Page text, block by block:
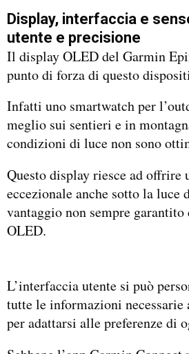
Display, interfaccia e
utente e precisione
Il display OLED del Garmin
punto di forza di questo
Infatti uno smartwatch per
meglio sui sentieri e in
condizioni di luce non sono
Questo display riesce ad
eccezionale anche sotto la luce
vantaggio non sempre
OLED.
L’interfaccia utente si può
tutte le informazioni necessarie
per adattarsi alle preferenze di